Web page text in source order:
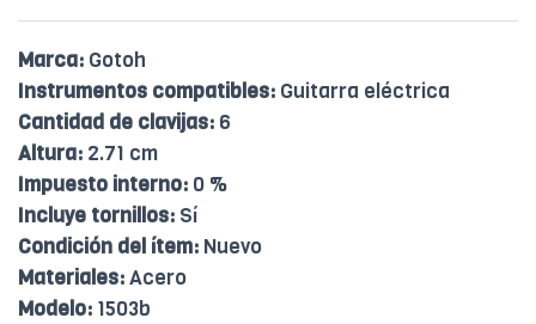
Marca: Gotoh
Instrumentos compatibles: Guitarra eléctrica
Cantidad de clavijas: 6
Altura: 2.71 cm
Impuesto interno: 0 %
Incluye tornillos: Sí
Condición del ítem: Nuevo
Materiales:Acero
Modelo: 1503b